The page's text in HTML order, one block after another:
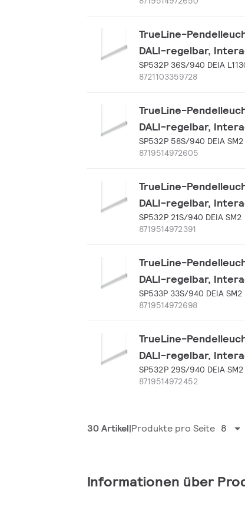
TrueLine-
DALI-regelbar,
SP532P 36S/940 DEIA
8721103359728
TrueLine-
DALI-regelbar,
SP532P 58S/940 DEIA SM2
8719514972605
TrueLine-
DALI-regelbar,
SP532P 21S/940 DEIA SM2
8719514972391
TrueLine-
DALI-regelbar,
SP533P 33S/940 DEIA SM2
8719514972698
TrueLine-
DALI-regelbar,
SP532P 29S/940 DEIA SM2
8719514972452
30 Artikel Produkte pro Seite 8
Informationen über